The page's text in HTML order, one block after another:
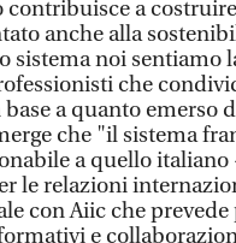
contribuisce a
anche alla
sistema noi sentiamo
che
base a quanto
che "il sistema
a quello
le relazioni
con Aiic che
e